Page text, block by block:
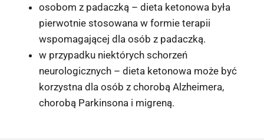
osobom z padaczką – dieta ketonowa była
pierwotnie stosowana w formie terapii
wspomagającej dla osób z padaczką.
w przypadku niektórych schorzeń
neurologicznych – dieta ketonowa może być
korzystna dla osób z chorobą Alzheimera,
chorobą Parkinsona i migreną.